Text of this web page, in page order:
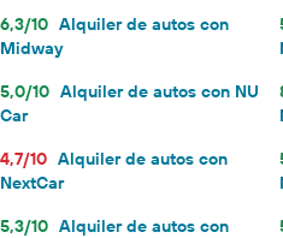
6,3/10 Alquiler de autos con
Midway
5,0/10 Alquiler de autos con NU
Car
4,7/10 Alquiler de autos con
NextCar
5,3/10 Alquiler de autos con